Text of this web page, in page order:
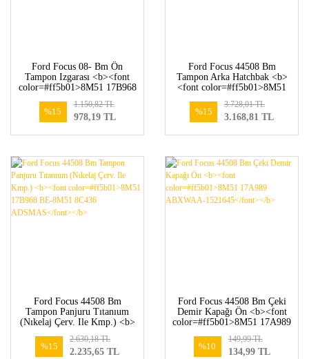
Ford Focus 08- Bm Ön
Tampon Izgarası <b><font
color=#ff5b01>8M51 17B968
</b>
%15
978,19 TL
1.150,82 TL
Ford Focus 44508 Bm
Tampon Arka Hatchbak <b>
<font color=#ff5b01>8M51
1500402</font></b>
%15
3.168,81 TL
3.728,01 TL
Ford Focus 44508 Bm
Tampon Panjuru Tıtanıum
(Nıkelaj Çerv. Ile Kmp.) <b>
17B968 BE-8M51 8C436
ADSMAS</font></b>
%15
2.235,65 TL
2.630,18 TL
Ford Focus 44508 Bm Çeki
Demir Kapağı Ön <b><font
color=#ff5b01>8M51 17A989
</b>
%10
134,99 TL
149,99 TL